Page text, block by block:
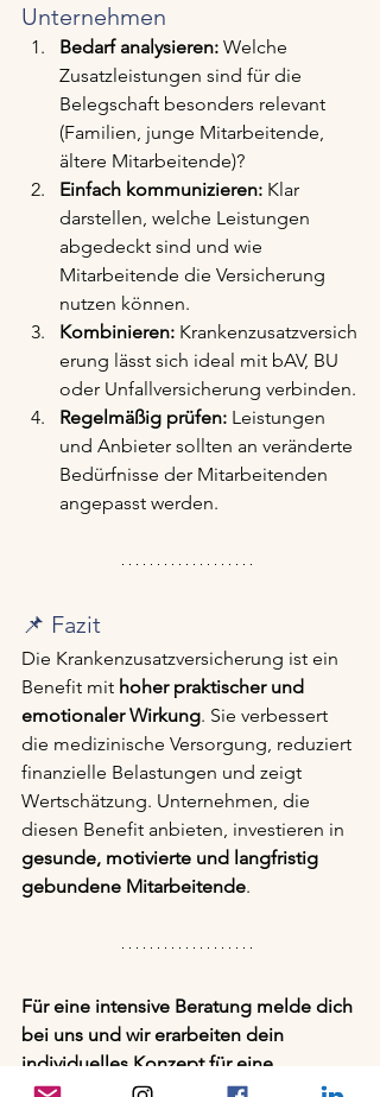
Unternehmen
Bedarf analysieren: Welche
Zusatzleistungen sind für die
Belegschaft besonders relevant
(Familien, junge Mitarbeitende,
ältere Mitarbeitende)?
Einfach kommunizieren: Klar
darstellen, welche Leistungen
abgedeckt sind und wie
Mitarbeitende die Versicherung
nutzen können.
Kombinieren: Krankenzusatzversich
erung lässt sich ideal mit bAV, BU
oder Unfallversicherung verbinden.
Regelmäßig prüfen: Leistungen
und Anbieter sollten an veränderte
Bedürfnisse der Mitarbeitenden
angepasst werden.
📌 Fazit
Die Krankenzusatzversicherung ist ein
Benefit mit hoher praktischer und
emotionaler Wirkung. Sie verbessert
die medizinische Versorgung, reduziert
finanzielle Belastungen und zeigt
Wertschätzung. Unternehmen, die
diesen Benefit anbieten, investieren in
gesunde, motivierte und langfristig
gebundene Mitarbeitende.
Für eine intensive Beratung melde dich
bei uns und wir erarbeiten dein
individuelles Konzept für eine
betriebliche Krankenversicherung!